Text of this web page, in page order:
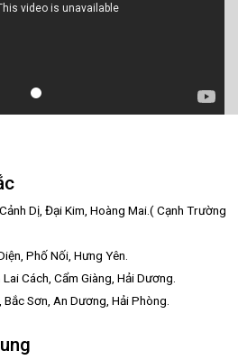
Dị, Đại Kim, Hoàng Mai.( Cạnh Trường
Phố Nối, Hưng Yên.
Cách, Cẩm Giàng, Hải Dương.
Sơn, An Dương, Hải Phòng.